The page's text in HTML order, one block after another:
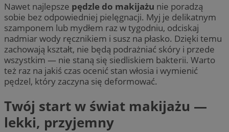
Nawet najlepsze pędzle do makijażu nie poradzą
sobie bez odpowiedniej pielęgnacji. Myj je delikatnym
szamponem lub mydłem raz w tygodniu, odciskaj
nadmiar wody ręcznikiem i susz na płasko. Dzięki temu
zachowają kształt, nie będą podrażniać skóry i przede
wszystkim — nie staną się siedliskiem bakterii. Warto
też raz na jakiś czas ocenić stan włosia i wymienić
pędzel, który zaczyna się deformować.
Twój start w świat makijażu —
lekki, przyjemny